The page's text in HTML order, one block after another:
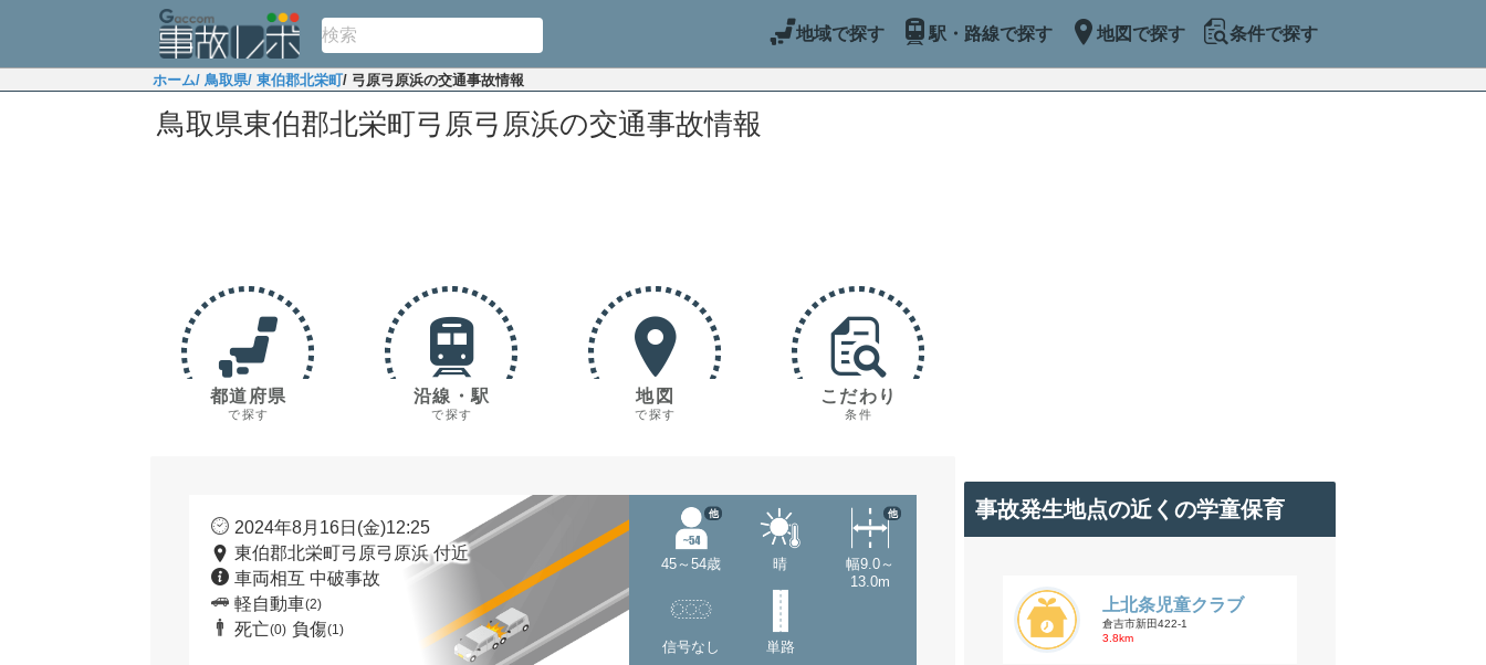
地域で探す 駅・路線で探す 地図で探す 条件で探す
ホーム/ 鳥取県/ 東伯郡北栄町/ 弓原弓原浜の交通事故情報
鳥取県東伯郡北栄町弓原弓原浜の交通事故情報
都道府県
で探す
沿線・駅
で探す
地図
で探す
こだわり
条件
2024年8月16日(金)12:25
東伯郡北栄町弓原弓原浜 付近
車両相互 中破事故
軽自動車(2)
死亡(0) 負傷(1)
45～54歳
他
晴
幅9.0～
13.0m
他
信号なし 単路
事故発生地点の近くの学童保育
上北条児童クラブ
倉吉市新田422-1
3.8km